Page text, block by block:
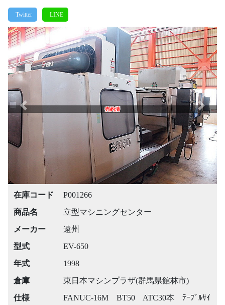
売約済
Previous Next
在庫コード
P001266
商品名
立型マシニングセンター
メーカー
遠州
型式
EV-650
年式
1998
倉庫
東日本マシンプラザ(群馬県館林市)
仕様
FANUC-16M BT50 ATC30本 ﾃｰﾌﾞﾙｻｲ